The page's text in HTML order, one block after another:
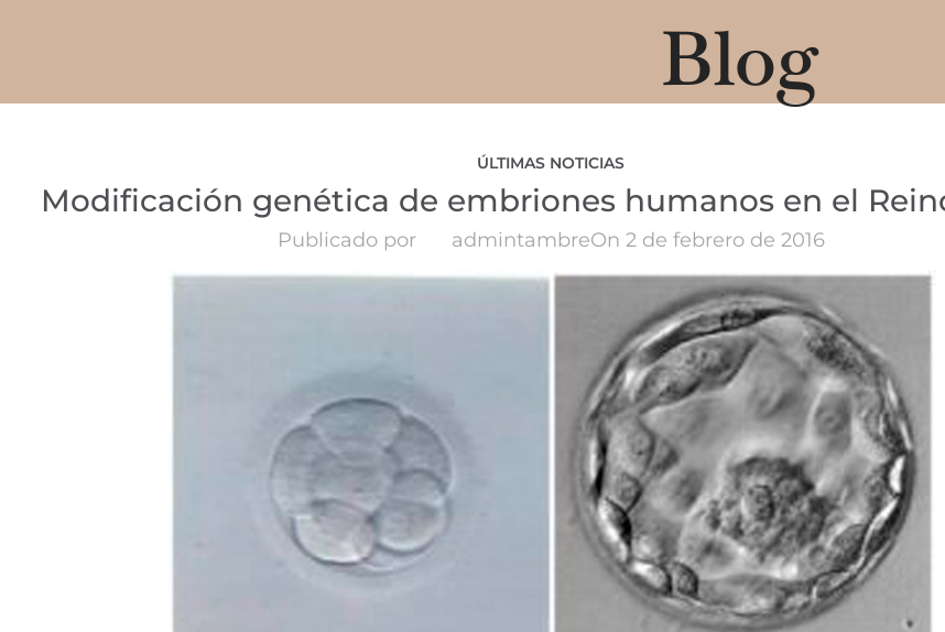
Blog
ÚLTIMAS NOTICIAS
Modificación genética de embriones humanos en el
Publicado por admintambreOn 2 de febrero de 2016